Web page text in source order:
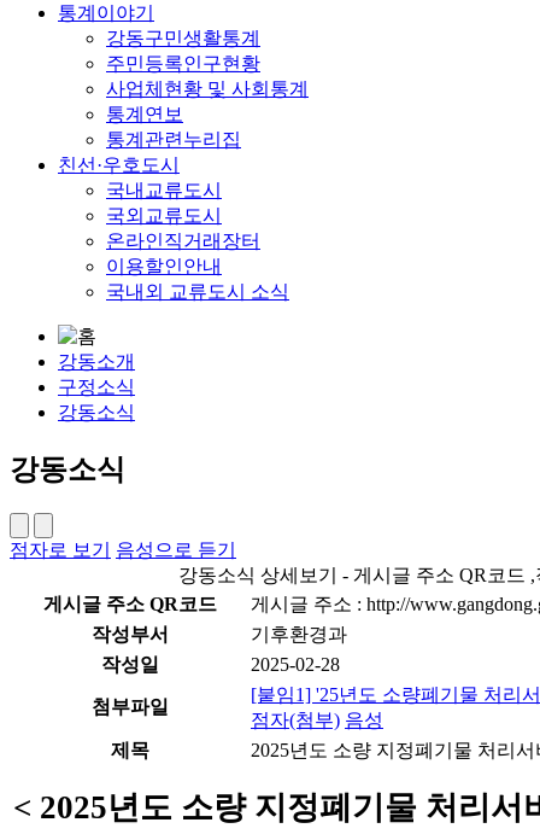
통계이야기
강동구민생활통계
주민등록인구현황
사업체현황 및 사회통계
통계연보
통계관련누리집
친선·우호도시
국내교류도시
국외교류도시
온라인직거래장터
이용할인안내
국내외 교류도시 소식
강동소개
구정소식
강동소식
강동소식
점자로 보기
음성으로 듣기
강동소식 상세보기 - 게시글 주소 QR코드
게시글 주소 QR코드
게시글 주소 : http://
작성부서
기후환경과
작성일
2025-02-28
첨부파일
[붙임1] '25년도 소량폐기물 처리
점자(첨부) 음성
제목
2025년도 소량 지정폐기물 처리
< 2025년도 소량 지정폐기물 처리서